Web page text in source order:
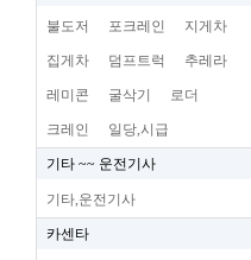
불도저 포크레인 지게차
집게차 덤프트럭 추레라
레미콘 굴삭기 로더
크레인 일당,시급
기타 ~~ 운전기사
기타,운전기사
카센타